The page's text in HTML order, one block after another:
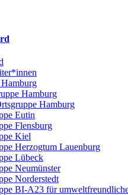
Hamburg
Hamburg
Eutin
Flensburg
Kiel
Herzogtum Lauenburg
Lübeck
Neumünster
Norderstedt
BI-A23 für